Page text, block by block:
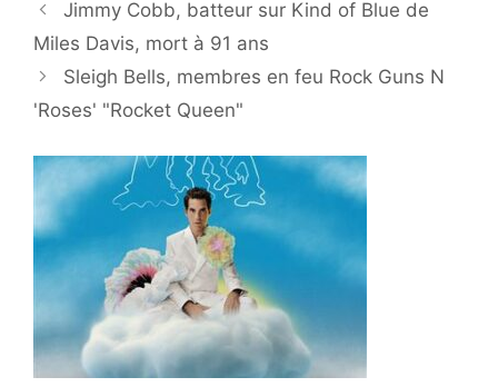
Jimmy Cobb, batteur sur Kind of Blue de
Miles Davis, mort à 91 ans
Sleigh Bells, membres en feu Rock Guns N
'Roses' "Rocket Queen"